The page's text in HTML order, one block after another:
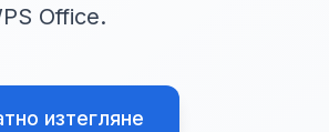
Office.
изтегляне